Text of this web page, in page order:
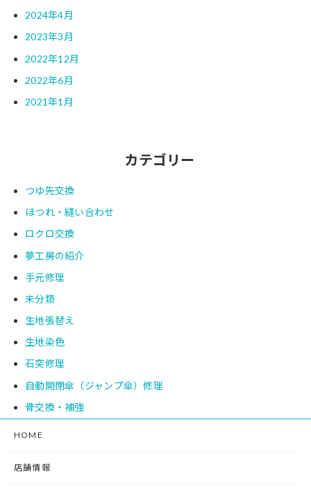
2024年4月
2023年3月
2022年12月
2022年6月
2021年1月
カテゴリー
つゆ先交換
ほつれ・縫い合わせ
ロクロ交換
夢工房の紹介
手元修理
未分類
生地張替え
生地染色
石突修理
自動開閉傘（ジャンプ傘）修理
骨交換・補強
HOME
店舗情報